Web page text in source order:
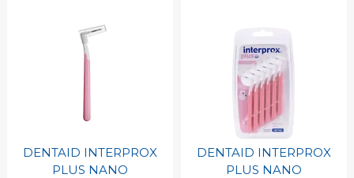
DENTAID INTERPROX
PLUS NANO
DENTAID INTERPROX
PLUS NANO